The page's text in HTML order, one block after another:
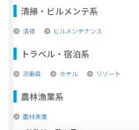
清掃・ビルメンテ系
清掃 ビルメンテナンス
トラベル・宿泊系
添乗員 ホテル リゾート
農林漁業系
農林漁業